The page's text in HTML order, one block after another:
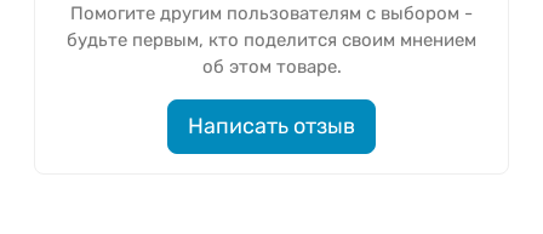
Помогите другим пользователям с выбором -
будьте первым, кто поделится своим мнением
об этом товаре.
Написать отзыв